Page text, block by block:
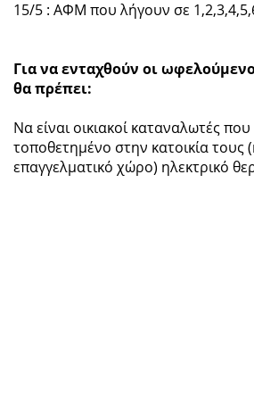
15/5 : ΑΦΜ που λήγουν σε
Για να ενταχθούν οι
θα πρέπει:
Να είναι οικιακοί καταναλωτές
τοποθετημένο στην κατοικία τους
επαγγελματικό χώρο) ηλεκτρικό